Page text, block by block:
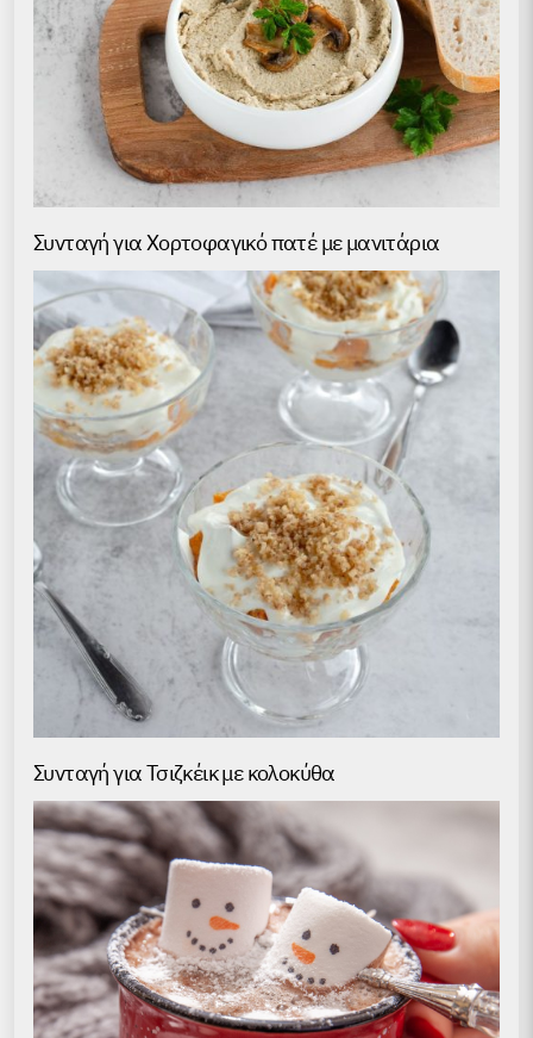
Συνταγή για Хορτοφαγικό πατέ με μανιτάρια
Συνταγή για Τσιζκέικ με κολοκύθα